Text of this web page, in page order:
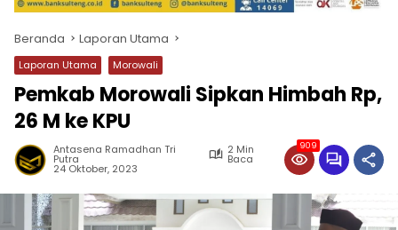
Beranda Laporan Utama
Laporan Utama Morowali
Pemkab Morowali Sipkan Himbah Rp,
26 M ke KPU
Antasena Ramadhan Tri
Putra
2 Min
Baca
24 Oktober, 2023
909